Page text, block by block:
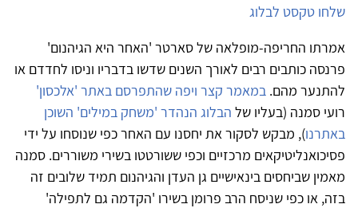
שלחו טקסט לבלוג
אמרתו החריפה-מופלאה של סארטר 'האחר היא הגיהנום'
פרנסה כותבים רבים לאורך השנים שדשו בדבריו וניסו לחדדם או
להתנער מהם. במאמר קצר ויפה שהתפרסם באתר 'אלכסון'
רועי סמנה (בעליו של הבלוג הנהדר 'משחק במילים' השוכן
באתרנו), מבקש לסקור את יחסנו עם האחר כפי שנוסחו על ידי
פסיכואנליטיקאים מרכזיים וכפי ששורטטו בשירי משוררים. סמנה
מאמין שביחסים בינאישיים גן העדן והגיהנום תמיד שלובים זה
בזה, או כפי שניסח הרב פרומן בשירו 'הקדמה גם לתפילה'